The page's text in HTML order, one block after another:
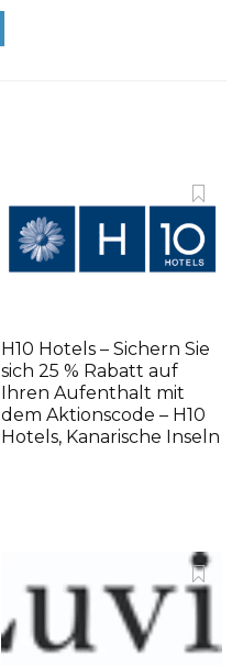
H10 Hotels – Sichern Sie
sich 25 % Rabatt auf
Ihren Aufenthalt mit
dem Aktionscode – H10
Hotels, Kanarische Inseln